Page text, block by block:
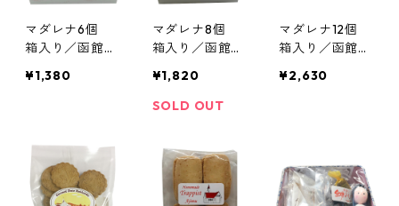
マダレナ6個
箱入り／函館ト
院 天使園
¥1,380
マダレナ8個
箱入り／函館ト
院 天使園
¥1,820
SOLD OUT
マダレナ12個
箱入り／函館ト
院 天使園
¥2,630